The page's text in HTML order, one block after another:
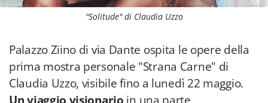
"Solitude" di Claudia Uzzo
Palazzo Ziino di via Dante ospita le opere della
prima mostra personale "Strana Carne" di
Claudia Uzzo, visibilefino a lunedì 22 maggio.